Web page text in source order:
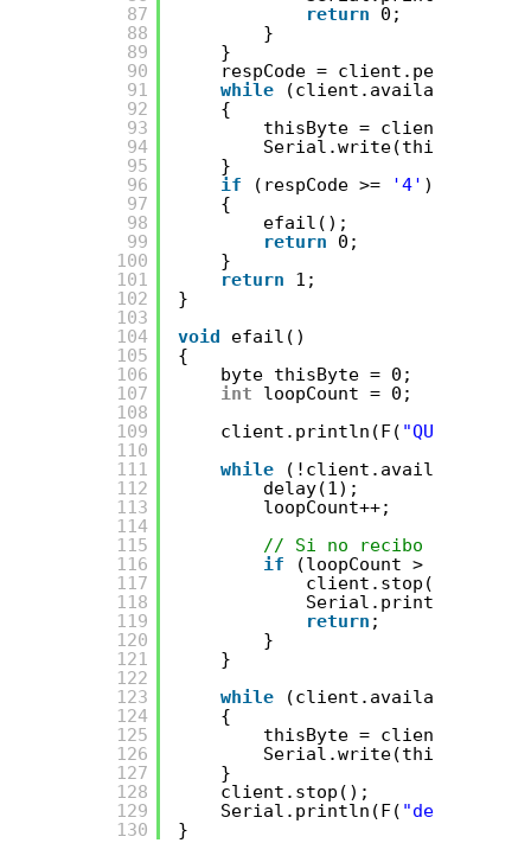
87
88
89
90
91
92
93
94
95
96
97
98
99
100
101
102
103
104
105
106
107
108
109
110
111
112
113
114
115
116
117
118
119
120
121
122
123
124
125
126
127
128
129
130
return
0;
}
}
respCode = client.peek();
while
(client.available())
{
thisByte = client.read();
Serial.write(thisByte);
}
if
(respCode >= '4' )
{
efail();
return
0;
}
return
1;
}
void
efail()
{
byte thisByte = 0;
int
loopCount = 0;
client.println(F( "QUIT"
while
(!client.available()) {
delay(1);
loopCount++;
// Si no recibo nada en
if
(loopCount > 10000) {
client.stop();
Serial.println(F(
return ;
}
}
while
(client.available())
{
thisByte = client.read();
Serial.write(thisByte);
}
client.stop();
Serial.println(F(
}